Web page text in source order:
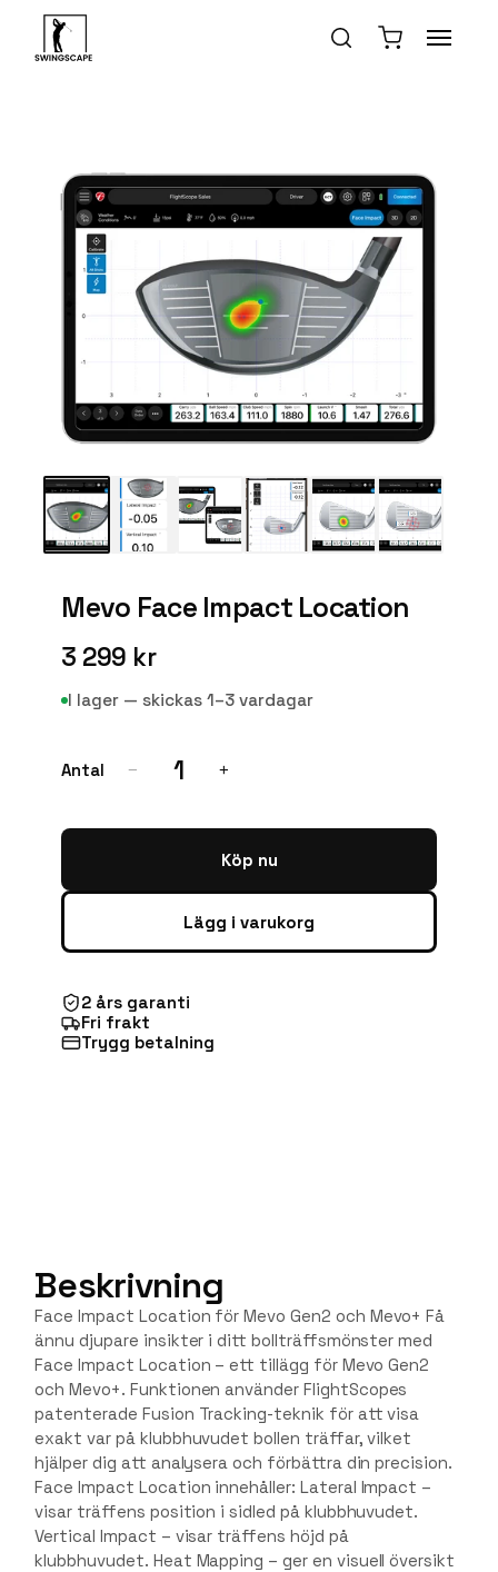
Mevo Face Impact Location
3 299 kr
I lager — skickas 1–3 vardagar
Antal − 1 +
Köp nu
Lägg i varukorg
2 års garanti
Fri frakt
Trygg betalning
Beskrivning
Face Impact Location för Mevo Gen2 och Mevo+ Få
ännu djupare insikter i ditt bollträffsmönster med
Face Impact Location – ett tillägg för Mevo Gen2
och Mevo+. Funktionen använder FlightScopes
patenterade Fusion Tracking-teknik för att visa
exakt var på klubbhuvudet bollen träffar, vilket
hjälper dig att analysera och förbättra din precision.
Face Impact Location innehåller: Lateral Impact –
visar träffens position i sidled på klubbhuvudet.
Vertical Impact – visar träffens höjd på
klubbhuvudet. Heat Mapping – ger en visuell översikt